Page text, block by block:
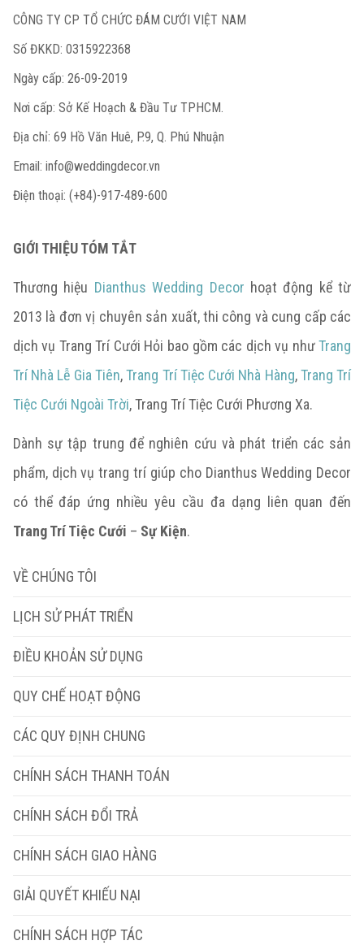
CÔNG TY CP TỔ CHỨC ĐÁM CƯỚI VIỆT NAM
Số ĐKKD: 0315922368
Ngày cấp: 26-09-2019
Nơi cấp: Sở Kế Hoạch & Đầu Tư TPHCM.
Địa chỉ: 69 Hồ Văn Huê, P.9, Q. Phú Nhuận
Email: info@weddingdecor.vn
Điện thoại: (+84)-917-489-600
GIỚI THIỆU TÓM TẮT
Thương hiệu Dianthus Wedding Decor hoạt động kể từ
2013 là đơn vị chuyên sản xuất, thi công và cung cấp các
dịch vụ Trang Trí Cưới Hỏi bao gồm các dịch vụ nhưTrang
Trí Nhà Lễ Gia Tiên,Trang Trí Tiệc Cưới Nhà Hàng,Trang Trí
Tiệc Cưới Ngoài Trời, Trang Trí Tiệc Cưới Phương Xa.
Dành sự tập trung để nghiên cứu và phát triển các sản
phẩm, dịch vụ trang trí giúp cho Dianthus Wedding Decor
có thể đáp ứng nhiều yêu cầu đa dạng liên quan đến
Trang Trí Tiệc Cưới – Sự Kiện.
VỀ CHÚNG TÔI
LỊCH SỬ PHÁT TRIỂN
ĐIỀU KHOẢN SỬ DỤNG
QUY CHẾ HOẠT ĐỘNG
CÁC QUY ĐỊNH CHUNG
CHÍNH SÁCH THANH TOÁN
CHÍNH SÁCH ĐỔI TRẢ
CHÍNH SÁCH GIAO HÀNG
GIẢI QUYẾT KHIẾU NẠI
CHÍNH SÁCH HỢP TÁC